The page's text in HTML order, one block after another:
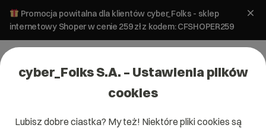
Promocja powitalna dla klientów cyber_Folks - sklep
internetowy Shoper w cenie 259 zł z kodem: CFSHOPER259
cyber_Folks S.A. – Ustawienia plików
cookies
Lubisz dobre ciastka? My też! Niektóre pliki cookies są